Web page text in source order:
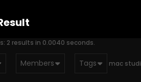
2 results in 0.0040 seconds.
Members Tags mac